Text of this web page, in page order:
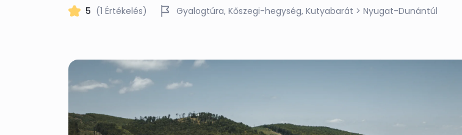
5 (1 Értékelés) Gyalogtúra Kőszegi-hegység Kutyabarát > Nyugat-Dunántúl